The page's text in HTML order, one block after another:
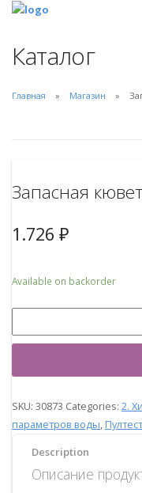
Каталог
Главная Магазин
Запасная
1.726 ₽
Available on backorder
SKU: 30873 Categories: 2.
параметров воды
Description
Описание